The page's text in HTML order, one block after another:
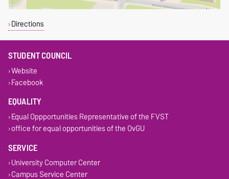
Directions
STUDENT COUNCIL
Website
Facebook
EQUALITY
Equal Oppportunities Representative of the FVST
office for equal opportunities of the OvGU
SERVICE
University Computer Center
Campus Service Center